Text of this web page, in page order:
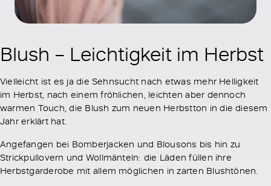
Blush – Leichtigkeit im Herbst
Vielleicht ist es ja die Sehnsucht nach etwas mehr Helligkeit
im Herbst, nach einem fröhlichen, leichten aber dennoch
warmen Touch, die Blush zum neuen Herbstton in die diesem
Jahr erklärt hat.
Angefangen bei Bomberjacken und Blousons bis hin zu
Strickpullovern und Wollmänteln: die Läden füllen ihre
Herbstgarderobe mit allem möglichen in zarten Blushtönen.